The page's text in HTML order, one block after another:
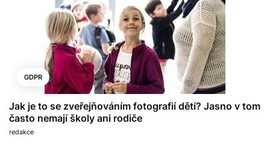
GDPR
Jak je to se zveřejňováním fotografií dětí? Jasno v tom
často nemají školy ani rodiče
redakce